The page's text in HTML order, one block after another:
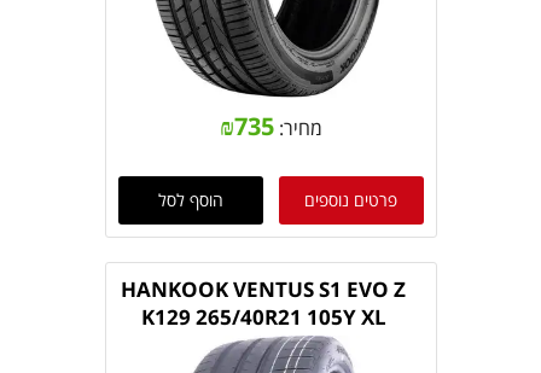
מחיר: ₪735
פרטים נוספים הוסף לסל
HANKOOK VENTUS S1 EVO Z
K129 265/40R21 105Y XL